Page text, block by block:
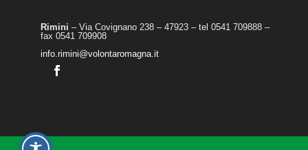
Rimini – Via Covignano 238 – 47923 – tel 0541 709888 –
fax 0541 709908
info.rimini@volontaromagna.it